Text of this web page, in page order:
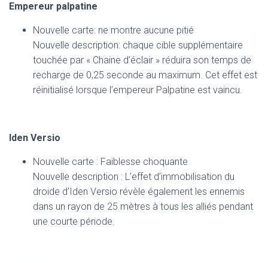
Empereur palpatine
Nouvelle carte: ne montre aucune pitié
Nouvelle description: chaque cible supplémentaire
touchée par « Chaine d’éclair » réduira son temps de
recharge de 0,25 seconde au maximum. Cet effet est
réinitialisé lorsque l’empereur Palpatine est vaincu.
Iden Versio
Nouvelle carte : Faiblesse choquante
Nouvelle description : L’effet d’immobilisation du
droide d’Iden Versio révèle également les ennemis
dans un rayon de 25 mètres à tous les alliés pendant
une courte période.